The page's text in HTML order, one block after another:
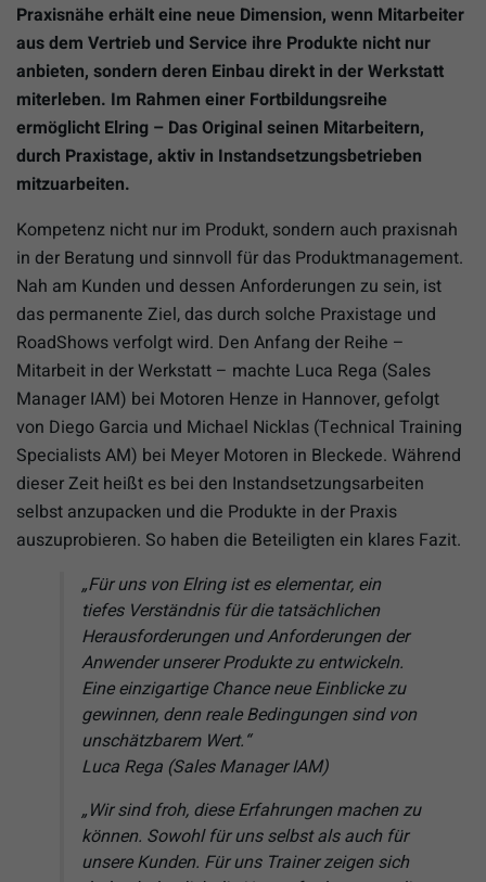
Praxisnähe erhält eine neue Dimension, wenn Mitarbeiter
aus dem Vertrieb und Service ihre Produkte nicht nur
anbieten, sondern deren Einbau direkt in der Werkstatt
miterleben. Im Rahmen einer Fortbildungsreihe
ermöglicht Elring – Das Original seinen Mitarbeitern,
durch Praxistage, aktiv in Instandsetzungsbetrieben
mitzuarbeiten.
Kompetenz nicht nur im Produkt, sondern auch praxisnah
in der Beratung und sinnvoll für das Produktmanagement.
Nah am Kunden und dessen Anforderungen zu sein, ist
das permanente Ziel, das durch solche Praxistage und
RoadShows verfolgt wird. Den Anfang der Reihe –
Mitarbeit in der Werkstatt – machte Luca Rega (Sales
Manager IAM) bei Motoren Henze in Hannover, gefolgt
von Diego Garcia und Michael Nicklas (Technical Training
Specialists AM) bei Meyer Motoren in Bleckede. Während
dieser Zeit heißt es bei den Instandsetzungsarbeiten
selbst anzupacken und die Produkte in der Praxis
auszuprobieren. So haben die Beteiligten ein klares Fazit.
„Für uns von Elring ist es elementar, ein
tiefes Verständnis für die tatsächlichen
Herausforderungen und Anforderungen der
Anwender unserer Produkte zu entwickeln.
Eine einzigartige Chance neue Einblicke zu
gewinnen, denn reale Bedingungen sind von
unschätzbarem Wert.“
Luca Rega (Sales Manager IAM)
„Wir sind froh, diese Erfahrungen machen zu
können. Sowohl für uns selbst als auch für
unsere Kunden. Für uns Trainer zeigen sich